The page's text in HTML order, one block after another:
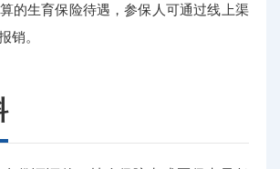
的生育保险待遇，参保人可通过线上渠
销。